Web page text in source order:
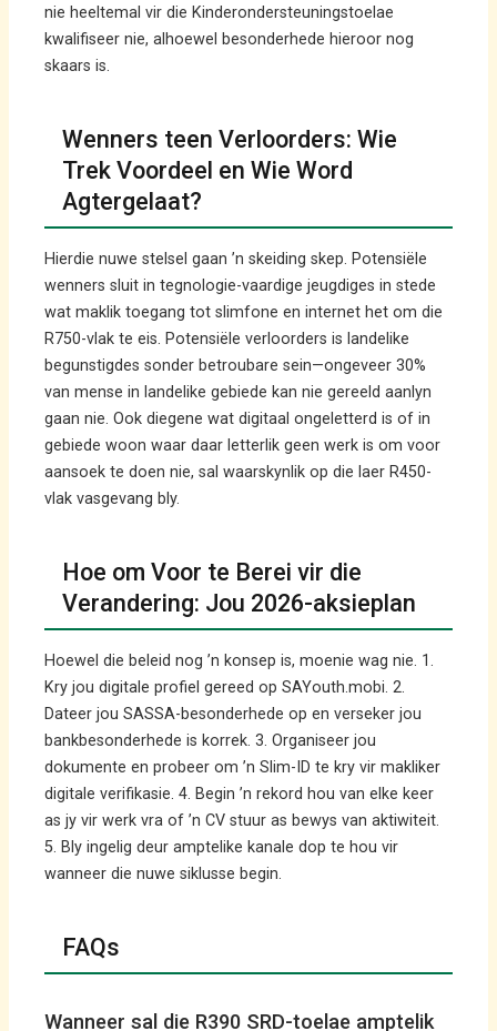
nie heeltemal vir die Kinderondersteuningstoelae
kwalifiseer nie, alhoewel besonderhede hieroor nog
skaars is.
Wenners teen Verloorders: Wie
Trek Voordeel en Wie Word
Agtergelaat?
Hierdie nuwe stelsel gaan ’n skeiding skep. Potensiële
wenners sluit in tegnologie-vaardige jeugdiges in stede
wat maklik toegang tot slimfone en internet het om die
R750-vlak te eis. Potensiële verloorders is landelike
begunstigdes sonder betroubare sein—ongeveer 30%
van mense in landelike gebiede kan nie gereeld aanlyn
gaan nie. Ook diegene wat digitaal ongeletterd is of in
gebiede woon waar daar letterlik geen werk is om voor
aansoek te doen nie, sal waarskynlik op die laer R450-
vlak vasgevang bly.
Hoe om Voor te Berei vir die
Verandering: Jou 2026-aksieplan
Hoewel die beleid nog ’n konsep is, moenie wag nie. 1.
Kry jou digitale profiel gereed op SAYouth.mobi. 2.
Dateer jou SASSA-besonderhede op en verseker jou
bankbesonderhede is korrek. 3. Organiseer jou
dokumente en probeer om ’n Slim-ID te kry vir makliker
digitale verifikasie. 4. Begin ’n rekord hou van elke keer
as jy vir werk vra of ’n CV stuur as bewys van aktiwiteit.
5. Bly ingelig deur amptelike kanale dop te hou vir
wanneer die nuwe siklusse begin.
FAQs
Wanneer sal die R390 SRD-toelae amptelik